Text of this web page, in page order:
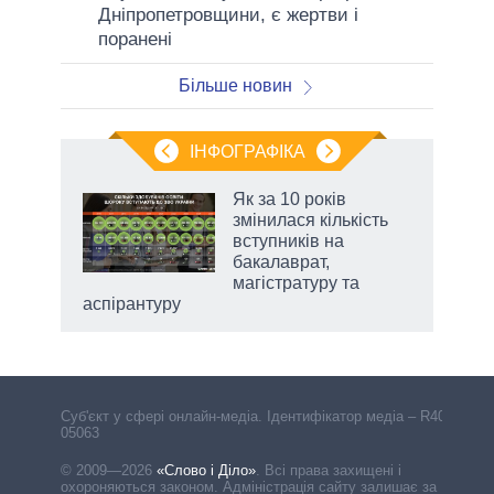
Дніпропетровщини, є жертви і
поранені
Більше новин
ІНФОГРАФІКА
Як за 10 років
змінилася кількість
вступників на
бакалаврат,
магістратуру та
аспірантуру
Cуб'єкт у сфері онлайн-медіа. Ідентифікатор медіа – R40-
05063
© 2009—2026 «Слово і Діло». Всі права захищені і
охороняються законом. Адміністрація сайту залишає за